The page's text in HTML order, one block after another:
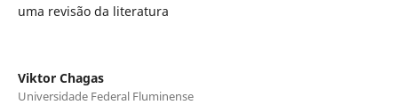
uma revisão da literatura
Viktor Chagas
Universidade Federal Fluminense